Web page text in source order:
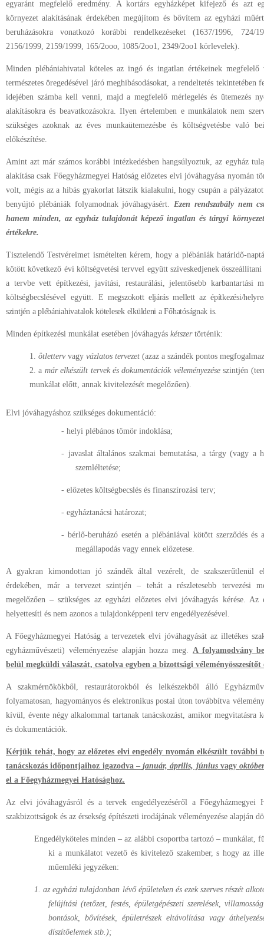
egyaránt megfelelő eredmény. A kortárs egyházképet kifejező és azt
környezet alakításának érdekében megújítom és bővítem az egyházi
beruházásokra vonatkozó korábbi rendelkezéseket (1637/1996, 724/
2156/1999, 2159/1999, 165/2ooo, 1085/2oo1, 2349/2oo1 körlevelek).
Minden plébániahivatal köteles az ingó és ingatlan értékeinek megfelelő
természetes öregedésével járó meghibásodásokat, a rendeltetés
idejében számba kell venni, majd a megfelelő mérlegelés és ütemezés
alakításokra és beavatkozásokra. Ilyen értelemben e munkálatok nem
szükséges azoknak az éves munkaütemezésbe és költségvetésbe való
előkészítése.
Amint azt már számos korábbi intézkedésben hangsúlyoztuk, az egyház
alakítása csak Főegyházmegyei Hatóság előzetes elvi jóváhagyása nyomán
volt, mégis az a hibás gyakorlat látszik kialakulni, hogy csupán a
benyújtó plébániák folyamodnak jóváhagyásért.Ezen rendszabály nem
hanem minden, az egyház tulajdonát képező ingatlan és tárgyi
értékekre.
Tisztelendő Testvéreimet ismételten kérem, hogy a plébániák határidő-
kötött következő évi költségvetési tervvel együtt szíveskedjenek
a tervbe vett építkezési, javítási, restaurálási, jelentősebb karbantartási
költségbecslésével együtt. E megszokott eljárás mellett az építkezési/
szintjén a plébániahivatalok kötelesek elküldeni a Főhatóságnak is.
Minden építkezési munkálat esetében jóváhagyás kétszer történik:
1. ötletterv vagy vázlatos tervezet (azaz a szándék pontos
2. a már elkészült tervek és dokumentációk véleményezéseszintjén
munkálat előtt, annak kivitelezését megelőzően).
Elvi jóváhagyáshoz szükséges dokumentáció:
- helyi plébános tömör indoklása;
- javaslat általános szakmai bemutatása, a tárgy (vagy a
szemléltetése;
- előzetes költségbecslés és finanszírozási terv;
- egyháztanácsi határozat;
- bérlő-beruházó esetén a plébániával kötött szerződés és
megállapodás vagy ennek előzetese.
A gyakran kimondottan jó szándék által vezérelt, de szakszerűtlenül
érdekében, már a tervezet szintjén – tehát a részletesebb tervezési
megelőzően – szükséges az egyházi előzetes elvi jóváhagyás kérése.
helyettesíti és nem azonos a tulajdonképpeni terv engedélyezésével.
A Főegyházmegyei Hatóság a tervezetek elvi jóváhagyását az illetékes
egyházművészeti) véleményezése alapján hozza meg. A folyamodvány
belül megküldi válaszát, csatolva egyben a bizottsági
A szakmérnökökből, restaurátorokból és lelkészekből álló
folyamatosan, hagyományos és elektronikus postai úton továbbítva
kívül, évente négy alkalommal tartanak tanácskozást, amikor megvitatásra
és dokumentációk.
Kérjük tehát, hogy az előzetes elvi engedély nyomán elkészült további
tanácskozás időpontjaihoz igazodva –január, április, júniusvagy
el a Főegyházmegyei Hatósághoz.
Az elvi jóváhagyásról és a tervek engedélyezéséről a Főegyházmegyei
szakbizottságok és az érsekség építészeti irodájának véleményezése alapján
Engedélyköteles minden – az alábbi csoportba tartozó – munkálat,
ki a munkálatot vezető és kivitelező szakember, s hogy az
műemléki jegyzéken:
1. az egyházi tulajdonban lévő épületeken és ezek szerves részét
felújítási (tetőzet, festés, épületgépészeti szerelések,
bontások, bővítések, épületrészek eltávolítása vagy
díszítőelemek stb.);